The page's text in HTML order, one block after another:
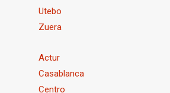
Utebo
Zuera
Actur
Casablanca
Centro